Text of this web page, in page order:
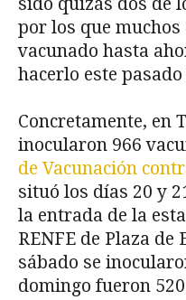
sido quizás dos de
por los que muchos
vacunado hasta
hacerlo este
Concretamente, en
inocularon 966
de Vacunación
situó los días 20 y
la entrada de la
RENFE de Plaza de
sábado se
domingo fueron